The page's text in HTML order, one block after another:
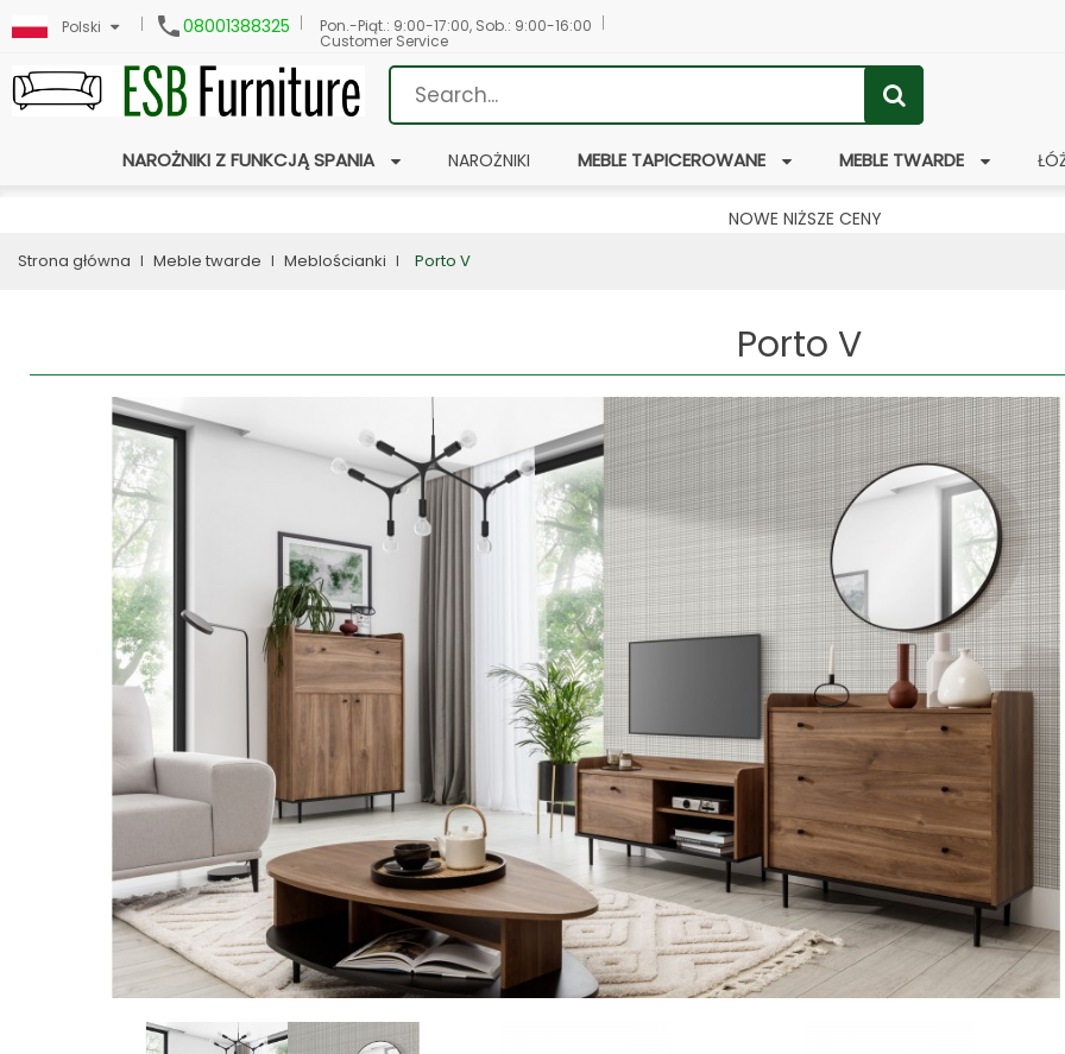
Polski 08001388325 Pon.-Piąt.: 9:00-17:00, Sob.: 9:00-16:00
Customer Service
NAROŻNIKI Z FUNKCJĄ SPANIA NAROŻNIKI MEBLE TAPICEROWANE MEBLE TWARDE
NOWE NIŻSZE CENY
Strona główna Meble twarde Meblościanki Porto V
Porto V